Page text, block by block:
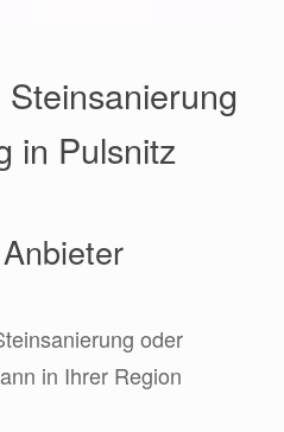
in Pulsnitz
oder
in Ihrer Region